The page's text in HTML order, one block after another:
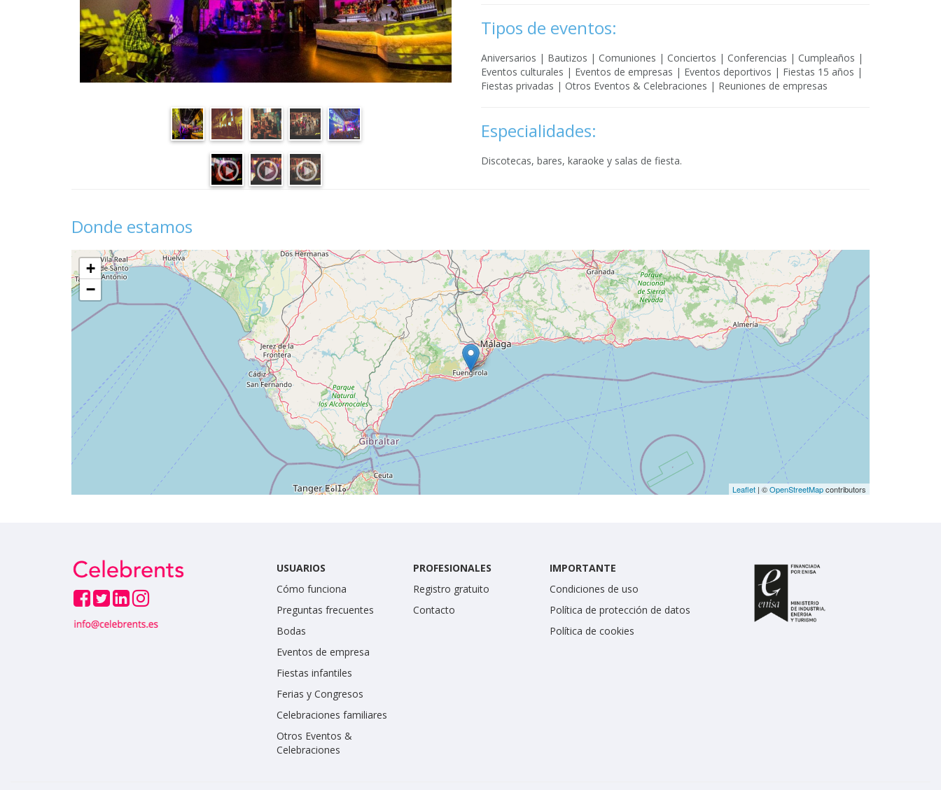
Tipos de eventos:
Aniversarios | Bautizos | Comuniones | Conciertos | Conferencias | Cumpleaños |
Eventos culturales | Eventos de empresas | Eventos deportivos | Fiestas 15 años |
Fiestas privadas | Otros Eventos & Celebraciones | Reuniones de empresas
Especialidades:
Discotecas, bares, karaoke y salas de fiesta.
Donde estamos
+
−
Leaflet | ©OpenStreetMapcontributors
USUARIOS
Cómo funciona
Preguntas frecuentes
Bodas
Eventos de empresa
Fiestas infantiles
Ferias y Congresos
Celebraciones familiares
Otros Eventos &
Celebraciones
PROFESIONALES
Registro gratuito
Contacto
IMPORTANTE
Condiciones de uso
Política de protección de datos
Política de cookies